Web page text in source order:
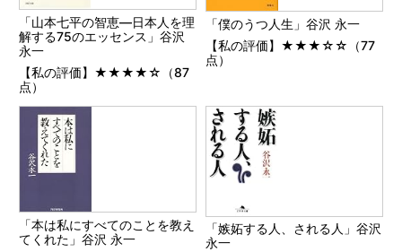
「山本七平の智恵―日本人を理
解する75のエッセンス」谷沢
永一
【私の評価】★★★★☆（87
点）
「僕のうつ人生」谷沢 永一
【私の評価】★★★☆☆（77
点）
「本は私にすべてのことを教え
てくれた」谷沢 永一
「嫉妬する人、される人」谷沢
永一